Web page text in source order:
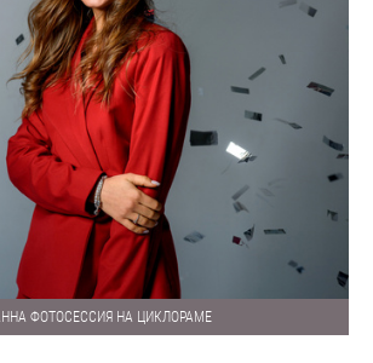
ФОТОСЕССИЯ НА ЦИКЛОРАМЕ